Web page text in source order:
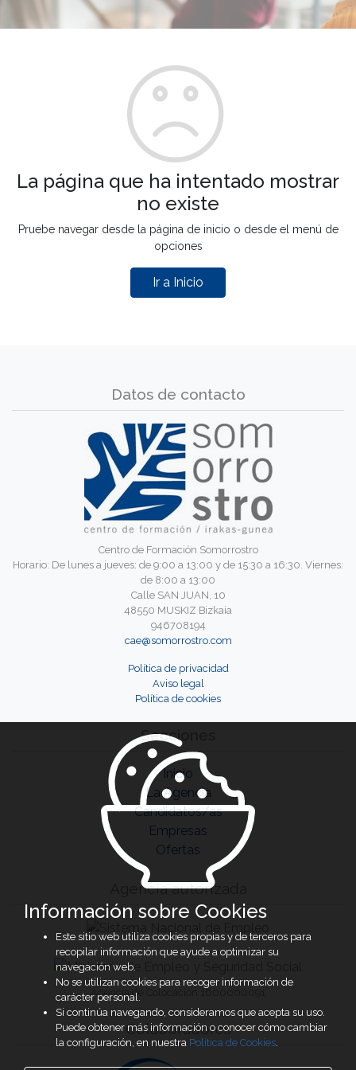
La página que ha intentado mostrar
no existe
Pruebe navegar desde la página de inicio o desde el menú de
opciones
Ir a Inicio
Datos de contacto
Centro de Formación Somorrostro
Horario: De lunes a jueves: de 9:00 a 13:00 y de 15:30 a 16:30. Viernes:
de 8:00 a 13:00
Calle SAN JUAN, 10
48550 MUSKIZ Bizkaia
946708194
cae@somorrostro.com
Política de privacidad
Aviso legal
Política de cookies
Secciones
Inicio
La Agencia
Candidatos/as
Empresas
Ofertas
Agencia autorizada
Agencia de Colocación 1600000091
Colaboradores
Información sobre Cookies
Este sitio web utiliza cookies propias y de terceros para
recopilar información que ayude a optimizar su
navegación web.
No se utilizan cookies para recoger información de
carácter personal.
Si continúa navegando, consideramos que acepta su uso.
Puede obtener más información o conocer cómo cambiar
la configuración, en nuestra Política de Cookies.